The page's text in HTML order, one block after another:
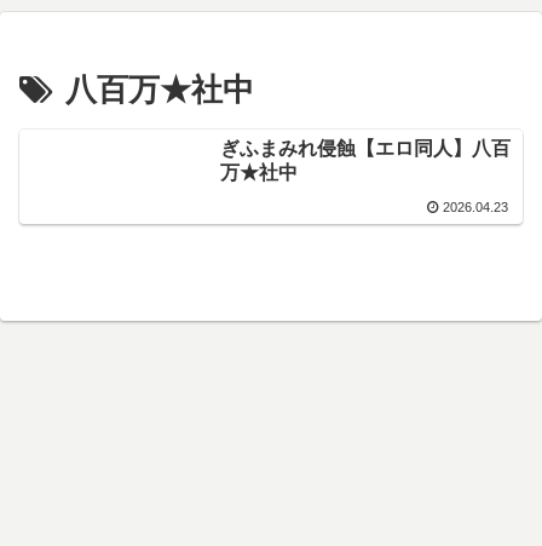
八百万★社中
ぎふまみれ侵蝕【エロ同人】八百
万★社中
2026.04.23